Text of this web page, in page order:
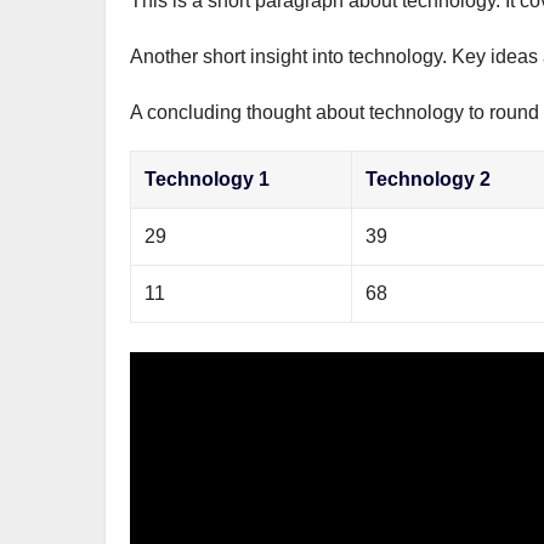
Another short insight into technology. Key
A concluding thought about technology to round
Technology 1 Technology 2
29 39
11 68